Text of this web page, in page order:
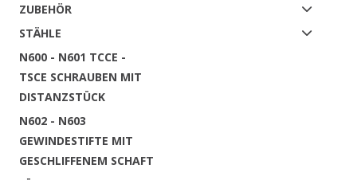
ZUBEHÖR
STÄHLE
N600 - N601 TCCE -
TSCE SCHRAUBEN MIT
DISTANZSTÜCK
N602 - N603
GEWINDESTIFTE MIT
GESCHLIFFENEM SCHAFT